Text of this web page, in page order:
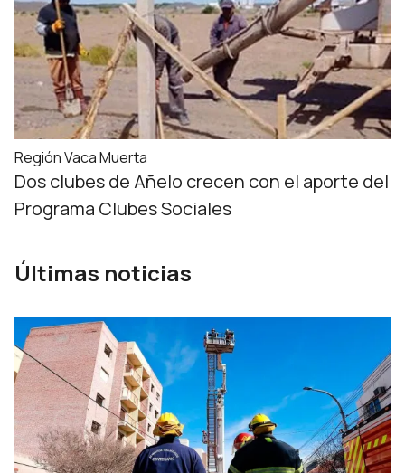
Región Vaca Muerta
Dos clubes de Añelo crecen con el aporte del
Programa Clubes Sociales
Últimas noticias